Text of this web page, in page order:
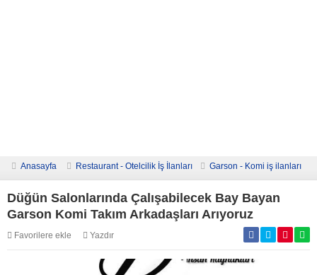
Anasayfa Restaurant - Otelcilik İş İlanları Garson - Komi iş ilanları
Düğün Salonlarında Çalışabilecek Bay Bayan
Garson Komi Takım Arkadaşları Arıyoruz
Favorilere ekle Yazdır